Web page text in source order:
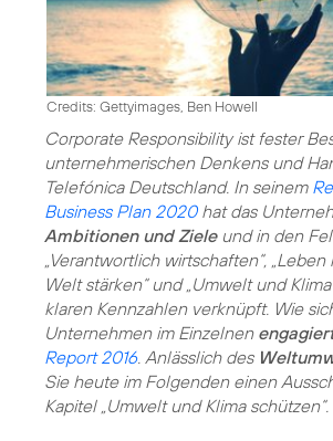
Credits: Gettyimages, Ben Howell
Corporate Responsibility ist fester
unternehmerischen Denkens und
Telefónica Deutschland. In seinem
Business Plan 2020hat das
Ambitionen und Zieleund in den
„Verantwortlich wirtschaften“,
Welt stärken“und „Umwelt und
klaren Kennzahlen verknüpft. Wie
Unternehmen im Einzelnen
Report 2016. Anlässlich des
Sie heute im Folgenden einen
Kapitel „Umwelt und Klima schützen“.